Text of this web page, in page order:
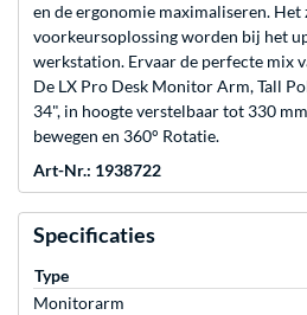
en de ergonomie maximaliseren. Het
voorkeursoplossing worden bij het
werkstation. Ervaar de perfecte mix
De LX Pro Desk Monitor Arm, Tall
34", in hoogte verstelbaar tot 330
bewegen en 360° Rotatie.
Art-Nr.: 1938722
Specificaties
Type
Monitorarm